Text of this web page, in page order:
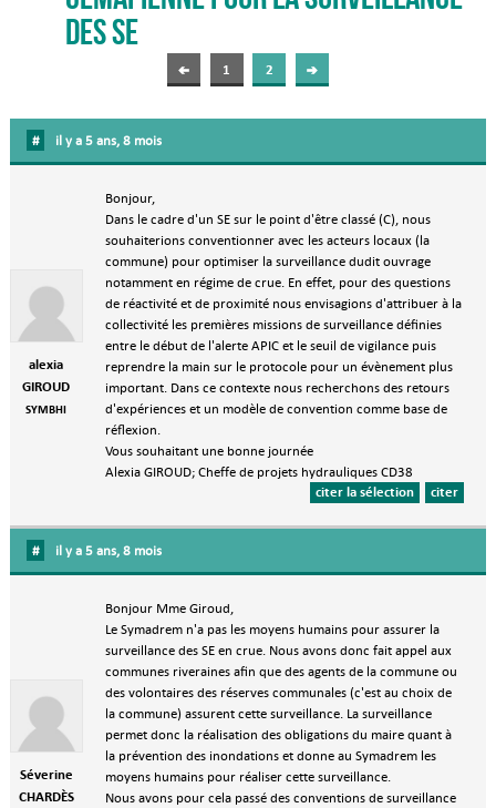
des SE
1 2
# il y a 5 ans, 8 mois
alexia
GIROUD
SYMBHI
Bonjour,
Dans le cadre d'un SE sur le point d'être classé (C), nous
souhaiterions conventionner avec les acteurs locaux (la
commune) pour optimiser la surveillance dudit ouvrage
notamment en régime de crue. En effet, pour des questions
de réactivité et de proximité nous envisagions d'attribuer à la
collectivité les premières missions de surveillance définies
entre le début de l'alerte APIC et le seuil de vigilance puis
reprendre la main sur le protocole pour un évènement plus
important. Dans ce contexte nous recherchons des retours
d'expériences et un modèle de convention comme base de
réflexion.
Vous souhaitant une bonne journée
Alexia GIROUD; Cheffe de projets hydrauliques CD38
citer
citer la sélection
# il y a 5 ans, 8 mois
Séverine
CHARDÈS
Bonjour Mme Giroud,
Le Symadrem n'a pas les moyens humains pour assurer la
surveillance des SE en crue. Nous avons donc fait appel aux
communes riveraines afin que des agents de la commune ou
des volontaires des réserves communales (c'est au choix de
la commune) assurent cette surveillance. La surveillance
permet donc la réalisation des obligations du maire quant à
la prévention des inondations et donne au Symadrem les
moyens humains pour réaliser cette surveillance.
Nous avons pour cela passé des conventions de surveillance